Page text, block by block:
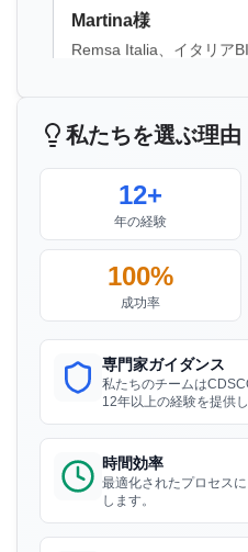
ビニルスルホン
続きを読む
洗濯機のBIS通知
続きを読む
石膏ボードの
続きを読む
“有用なBISコンサルタン
ンスプロセスです。”
Nikola様
Aquazzura、イタリア
私たちは定められた時
明書を取得しました。素
ーム！”
Ayu様
PT Quty、インドネシア
素晴らしいBIS登録サー
す。”
Huy様
私たちを選ぶ理由
12+
年の経験
100%
成功率
専門家ガイダンス
私たちのチームは
12年以上の経験を提供し
時間効率
最適化されたプロセス
します。